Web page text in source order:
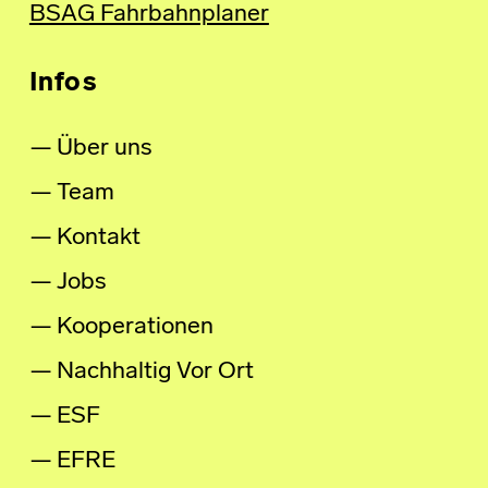
BSAG Fahrbahnplaner
Infos
Über uns
Team
Kontakt
Jobs
Kooperationen
Nachhaltig Vor Ort
ESF
EFRE